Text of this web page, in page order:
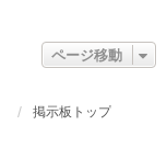
ページ移動
掲示板トップ